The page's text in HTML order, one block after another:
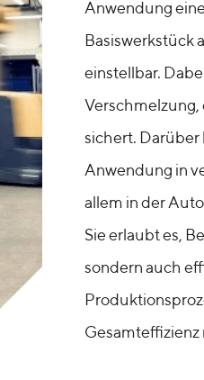
Anwendung
Basiswerkstück
einstellbar.
sichert.
Anwendung in
allem in der
Sie erlaubt es,
sondern auch